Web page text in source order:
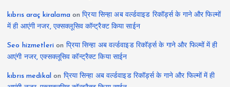
kıbrıs araç kiralamaonप्रिया सिन्हा अब वर्ल्डवाइड रिकॉर्ड्स के गाने और फिल्मों
में ही आएंगी नजर, एक्सक्लूसिव कॉन्ट्रैक्ट किया साईन
Seo hizmetleri on प्रिया सिन्हा अब वर्ल्डवाइड रिकॉर्ड्स के गाने और फिल्मों में ही
आएंगी नजर, एक्सक्लूसिव कॉन्ट्रैक्ट किया साईन
kıbrıs medikal on प्रिया सिन्हा अब वर्ल्डवाइड रिकॉर्ड्स के गाने और फिल्मों में ही